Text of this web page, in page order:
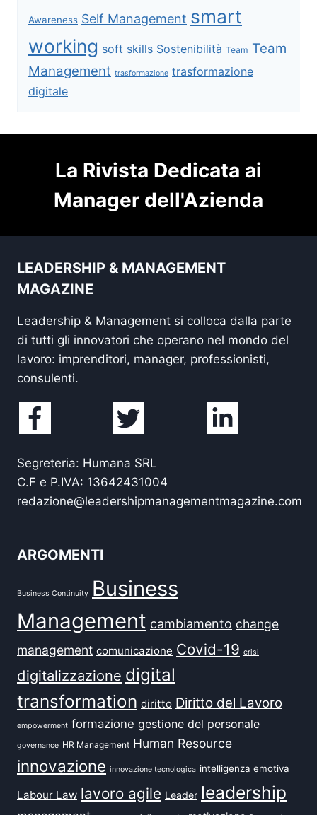
Awareness Self Management smart
working soft skills Sostenibilità Team Team
Management trasformazione trasformazione
digitale
La Rivista Dedicata ai
Manager dell'Azienda
LEADERSHIP & MANAGEMENT
MAGAZINE
Leadership & Management si colloca dalla parte
di tutti gli innovatori che operano nel mondo del
lavoro: imprenditori, manager, professionisti,
consulenti.
Segreteria: Humana SRL
C.F e P.IVA: 13642431004
redazione@leadershipmanagementmagazine.com
ARGOMENTI
Business Continuity Business
Management cambiamento change
management comunicazione Covid-19 crisi
digitalizzazione digital
transformation diritto Diritto del Lavoro
empowerment formazione gestione del personale
governance HR Management Human Resource
innovazione innovazione tecnologica intelligenza emotiva
Labour Law lavoro agile Leader leadership